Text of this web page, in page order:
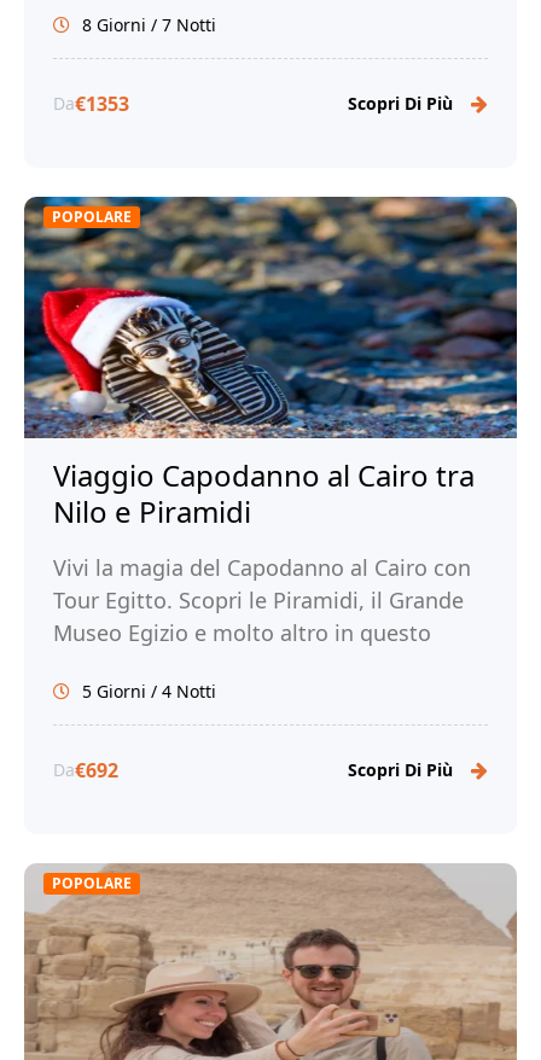
8 Giorni / 7 Notti
Da€1353 Scopri Di Più
POPOLARE
Viaggio Capodanno al Cairo tra
Nilo e Piramidi
Vivi la magia del Capodanno al Cairo con
Tour Egitto. Scopri le Piramidi, il Grande
Museo Egizio e molto altro in questo
5 Giorni / 4 Notti
Da€692 Scopri Di Più
POPOLARE